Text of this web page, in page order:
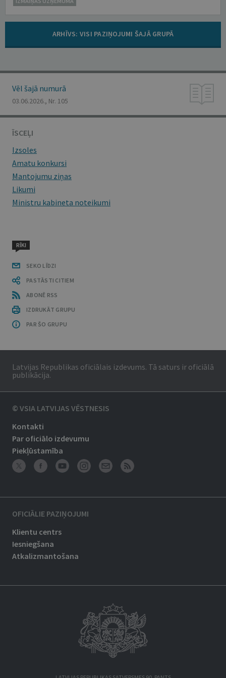
ARHĪVS: VISI PAZIŅOJUMI ŠAJĀ GRUPĀ
Vēl šajā numurā
03.06.2026., Nr. 105
ĪSCEĻI
Izsoles
Amatu konkursi
Mantojumu ziņas
Likumi
Ministru kabineta noteikumi
RĪKI
SEKO LĪDZI
PASTĀSTI CITIEM
ABONĒ RSS
IZDRUKĀT GRUPU
PAR ŠO GRUPU
Latvijas Republikas oficiālais izdevums. Tā saturs ir oficiālā
publikācija.
© VSIA LATVIJAS VĒSTNESIS
Kontakti
Par oficiālo izdevumu
Piekļūstamība
OFICIĀLIE PAZIŅOJUMI
Klientu centrs
Iesniegšana
Atkalizmantošana